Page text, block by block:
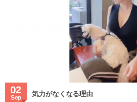
02
Sep 気力がなくなる理由